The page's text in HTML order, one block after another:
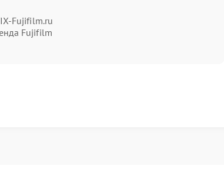
диафрагма может провоцировать
сохраняется, вероятны внутренние
сервис Fujifilm: специалисты оценят состояние
изображения:
после ударов или падений;
Fujifilm.ru
Fujifilm